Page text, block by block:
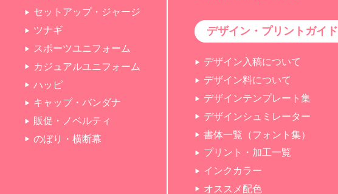
セットアップ・ジャージ
ツナギ
スポーツユニフォーム
カジュアルユニフォーム
ハッピ
キャップ・バンダナ
販促・ノベルティ
のぼり・横断幕
デザイン・プリントガイド
デザイン入稿について
デザイン料について
デザインテンプレート集
デザインシュミレーター
書体一覧（フォント集）
プリント・加工一覧
インクカラー
オススメ配色